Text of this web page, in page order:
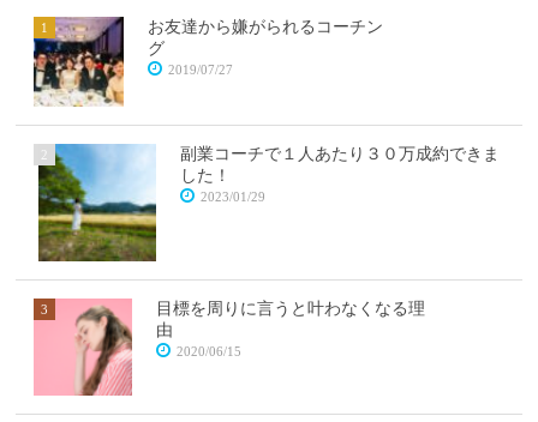
お友達から嫌がられるコーチン
グ
2019/07/27
副業コーチで１人あたり３０万成約できま
した！
2023/01/29
目標を周りに言うと叶わなくなる理
由
2020/06/15